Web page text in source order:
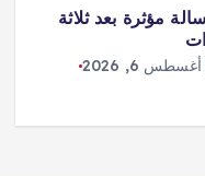
مؤثرة بعد ثلاثة
أغسطس 6, 2026